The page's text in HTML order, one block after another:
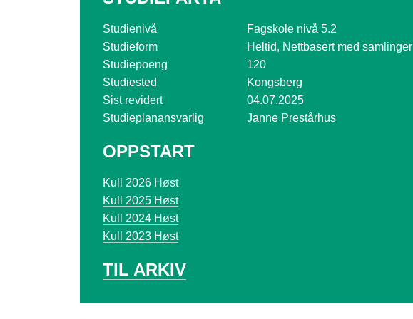
Studienivå
Fagskole nivå 5.2
Studieform
Heltid, Nettbasert med samlinger
Studiepoeng
120
Studiested
Kongsberg
Sist revidert
04.07.2025
Studieplanansvarlig
Janne Prestårhus
OPPSTART
2026 Høst
2025 Høst
2024 Høst
2023 Høst
TIL ARKIV